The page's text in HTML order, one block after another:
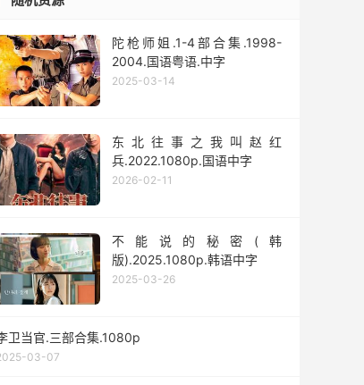
陀枪师姐.1-4部合集.1998-
2004.国语粤语.中字
2025-03-14
东北往事之我叫赵红
兵.2022.1080p.国语中字
2026-02-11
不能说的秘密(韩
版).2025.1080p.韩语中字
2025-03-26
卫当官.三部合集.1080p
03-07